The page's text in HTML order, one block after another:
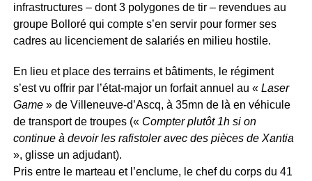
infrastructures – dont 3 polygones de tir – revendues au
groupe Bolloré qui compte s’en servir pour former ses
cadres au licenciement de salariés en milieu hostile.
En lieu et place des terrains et bâtiments, le régiment
s’est vu offrir par l’état-major un forfait annuel au « Laser
Game» de Villeneuve-d’Ascq, à 35mn de là en véhicule
de transport de troupes (« Compter plutôt 1h si on
continue à devoir les rafistoler avec des pièces de Xantia
», glisse un adjudant).
Pris entre le marteau et l’enclume, le chef du corps du 41